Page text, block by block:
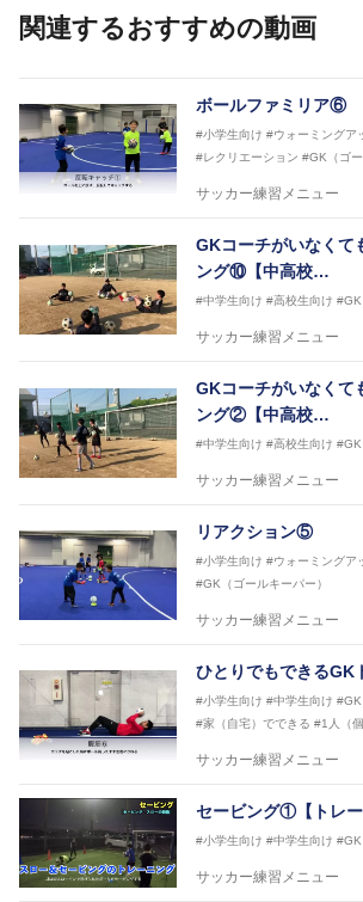
【指導ライセンス】日本サッカ
関連するおすすめの動画
ボールファミリア⑥
#小学生向け #ウォーミングア
#レクリエーション #GK（ゴー
サッカー練習メニュー
GKコーチがいなくて
ング⑩【中高校…
#中学生向け #高校生向け #GK
サッカー練習メニュー
GKコーチがいなくて
ング②【中高校…
#中学生向け #高校生向け #GK
サッカー練習メニュー
リアクション⑤
#小学生向け #ウォーミングア
#GK（ゴールキーパー）
サッカー練習メニュー
ひとりでもできる
#小学生向け #中学生向け #GK
#家（自宅）でできる #1人（
サッカー練習メニュー
セービング①【トレー
#小学生向け #中学生向け #GK
サッカー練習メニュー